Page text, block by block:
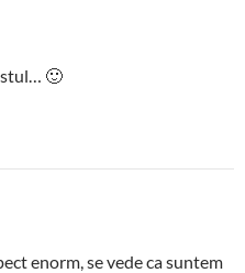
🙂
enorm, se vede ca suntem